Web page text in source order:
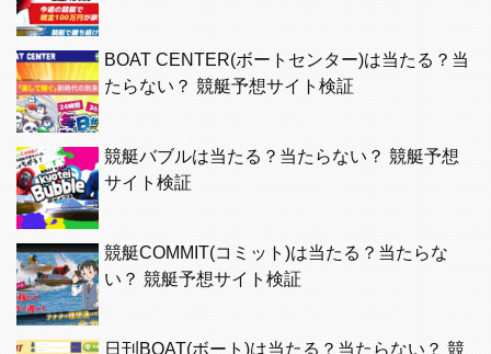
BOAT CENTER(ボートセンター)は当たる？当
たらない？ 競艇予想サイト検証
競艇バブルは当たる？当たらない？ 競艇予想
サイト検証
競艇COMMIT(コミット)は当たる？当たらな
い？ 競艇予想サイト検証
日刊BOAT(ボート)は当たる？当たらない？ 競